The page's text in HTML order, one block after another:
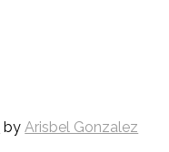
byArisbel Gonzalez